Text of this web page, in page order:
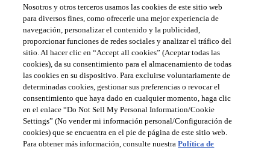
Nosotros y otros terceros usamos las cookies de este sitio web
para diversos fines, como ofrecerle una mejor experiencia de
navegación, personalizar el contenido y la publicidad,
proporcionar funciones de redes sociales y analizar el tráfico del
sitio. Al hacer clic en “Accept all cookies” (Aceptar todas las
cookies), da su consentimiento para el almacenamiento de todas
las cookies en su dispositivo. Para excluirse voluntariamente de
determinadas cookies, gestionar sus preferencias o revocar el
consentimiento que haya dado en cualquier momento, haga clic
en el enlace “Do Not Sell My Personal Information/Cookie
Settings” (No vender mi información personal/Configuración de
cookies) que se encuentra en el pie de página de este sitio web.
Para obtener más información, consulte nuestraPolítica de